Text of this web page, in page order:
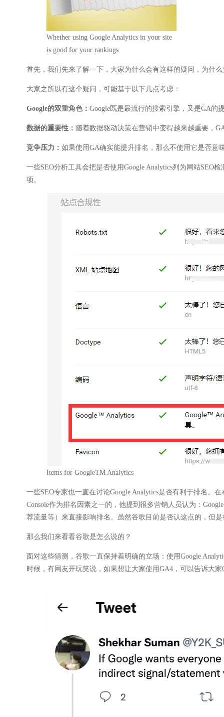
Whether using Google Analytics in your site
is good for your rankings
首先，我们先来了解一下，大家为什么会有这样的疑问，为什
大家之所以有这个疑问，可能基于以下几点考虑：
Google的双重角色： Google既是最流行的搜索引擎，又是GA的
数据的重要性： 随着数据驱动决策在营销中变得越来越重要，
竞争压力： 如果使用GA确实能提升排名，那么不使用它是否意
一些SEO分析工具会把是否使用Google Analytics列为网站SEO
项。
Items for GoogleTM Analytics
一些SEO专家也一直在讨论Google Analytics是否有利于排名。在
Console作为排名因素之一的，他提到很多营销人员认为：
荐流量等）来直接影响排名。虽然谷歌目前是否认这点的，但
那么我们来看看谷歌是怎么说的？
面对这些猜测，谷歌一直保持着明确的立场：使用Google
时候，有网友开玩笑说，如果想让大家使用GA4，可以告诉大家